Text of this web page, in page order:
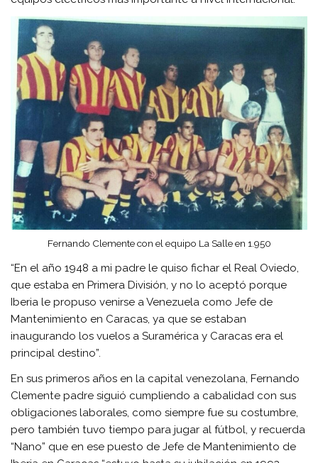
Fernando Clemente con el equipo La Salle en 1.950
“En el año 1948 a mi padre le quiso fichar el Real Oviedo,
que estaba en Primera División, y no lo aceptó porque
Iberia le propuso venirse a Venezuela como Jefe de
Mantenimiento en Caracas, ya que se estaban
inaugurando los vuelos a Suramérica y Caracas era el
principal destino”.
En sus primeros años en la capital venezolana, Fernando
Clemente padre siguió cumpliendo a cabalidad con sus
obligaciones laborales, como siempre fue su costumbre,
pero también tuvo tiempo para jugar al fútbol, y recuerda
“Nano” que en ese puesto de Jefe de Mantenimiento de